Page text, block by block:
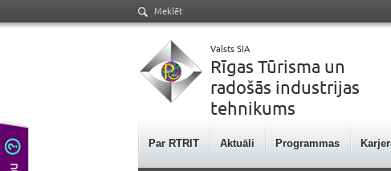
Meklēt
Valsts SIA
Rīgas Tūrisma un
radošās industrijas
tehnikums
Par RTRIT Aktuāli Programmas